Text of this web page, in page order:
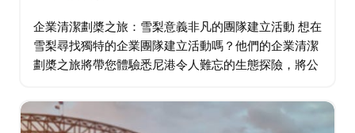
企業清潔劃槳之旅：雪梨意義非凡的團隊建立活動 想在
雪梨尋找獨特的企業團隊建立活動嗎？他們的企業清潔
劃槳之旅將帶您體驗悉尼港令人難忘的生態探險，將公
導，劃槳穿過風景如畫的薰衣草灣…